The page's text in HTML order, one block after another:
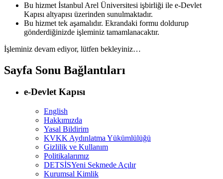
Bu hizmet İstanbul Arel Üniversitesi işbirliği ile e-Devlet
Kapısı altyapısı üzerinden sunulmaktadır.
Bu hizmet tek aşamalıdır. Ekrandaki formu doldurup
gönderdiğinizde işleminiz tamamlanacaktır.
İşleminiz devam ediyor, lütfen bekleyiniz…
Sayfa Sonu Bağlantıları
e-Devlet Kapısı
English
Hakkımızda
Yasal Bildirim
KVKK Aydınlatma Yükümlülüğü
Gizlilik ve Kullanım
Politikalarımız
DETSİSYeni Sekmede Açılır
Kurumsal Kimlik